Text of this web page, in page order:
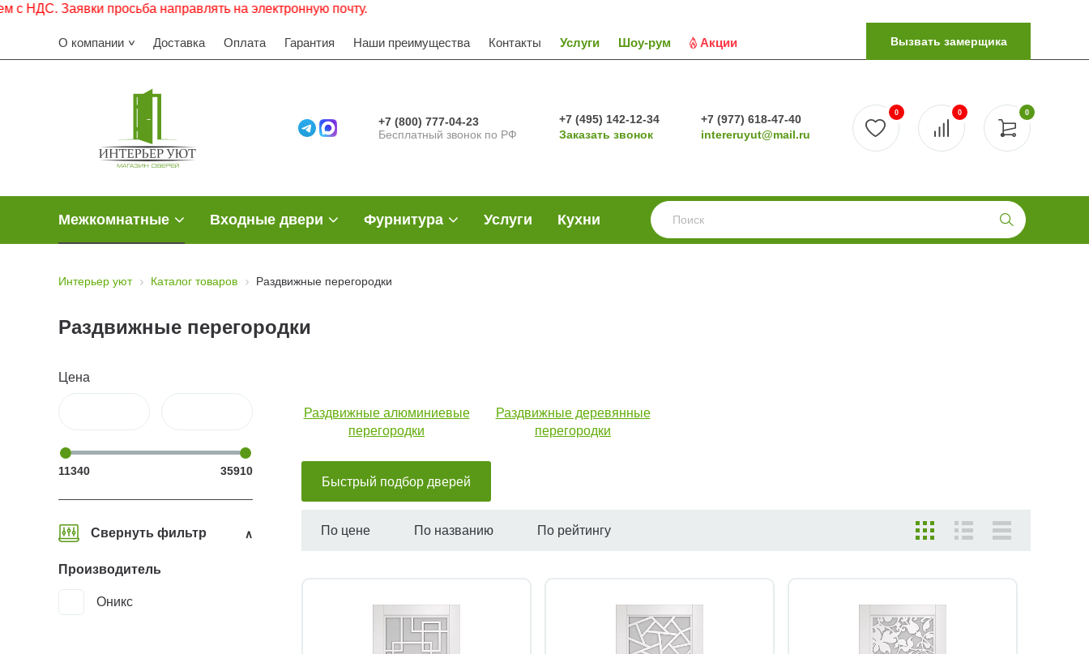
просьба направлять на электронную почту.
О компании Доставка Оплата Гарантия Наши преимущества Контакты Услуги Шоу-рум Акции Вызвать замерщика
+7 (800) 777-04-23
Бесплатный звонок по РФ
+7 (495) 142-12-34
Заказать звонок
+7 (977) 618-47-40
intereruyut@mail.ru
0
0 0
Межкомнатные Входные двери Фурнитура Услуги Кухни
Интерьер уют Каталог товаров Раздвижные перегородки
Раздвижные перегородки
Цена
11340 35910
Свернуть фильтр
Производитель
Оникс
Раздвижные алюминиевые
перегородки
Раздвижные деревянные
перегородки
Быстрый подбор дверей
По цене По названию По рейтингу